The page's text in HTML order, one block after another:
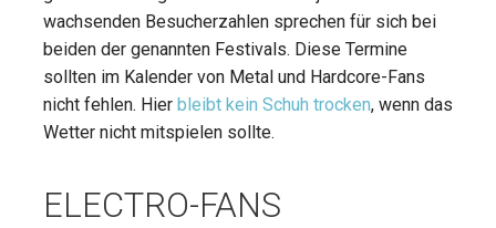
wachsenden Besucherzahlen sprechen für sich bei
beiden der genannten Festivals. Diese Termine
sollten im Kalender von Metal und Hardcore-Fans
nicht fehlen. Hier bleibt kein Schuh trocken, wenn das
Wetter nicht mitspielen sollte.
ELECTRO-FANS